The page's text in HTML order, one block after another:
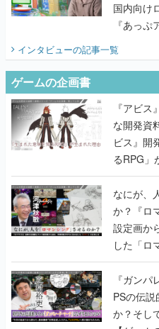
国内向け
『あっ
てみた
インタビューの記事一覧
ゲームの企画書
『アビ
な開発資
ビス』開
るRPG」
書】
なにが、
か？『ロ
設定画か
した「ロ
書】
『ガン
PSの伝
か？そし